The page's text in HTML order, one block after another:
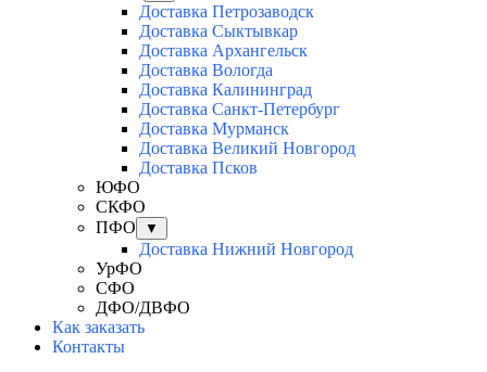
Доставка Петрозаводск
Доставка Сыктывкар
Доставка Архангельск
Доставка Вологда
Доставка Калининград
Доставка Санкт-Петербург
Доставка Мурманск
Доставка Великий Новгород
Доставка Псков
ЮФО
СКФО
ПФО
▼
Доставка Нижний Новгород
УрФО
СФО
ДФО/ДВФО
Как заказать
Контакты